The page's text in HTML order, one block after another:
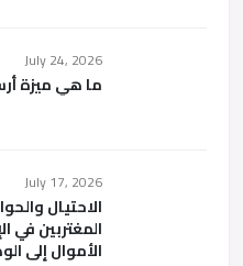
July 24, 2026
ما هي ميزة
July 17, 2026
الاحتيال
المغتربين في
الأموال إلى